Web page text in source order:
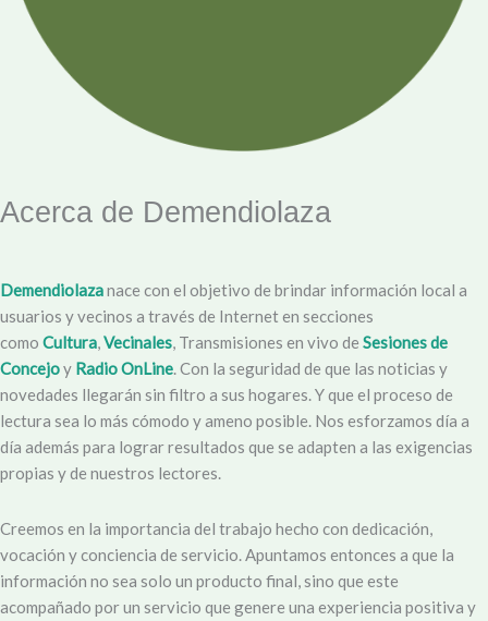
Acerca de Demendiolaza
Demendiolazanace con el objetivo de brindar información local a
usuarios y vecinos a través de Internet en secciones
como Cultura,Vecinales, Transmisiones en vivo de Sesiones de
Concejoy Radio OnLine. Con la seguridad de que las noticias y
novedades llegarán sin filtro a sus hogares. Y que el proceso de
lectura sea lo más cómodo y ameno posible. Nos esforzamos día a
día además para lograr resultados que se adapten a las exigencias
propias y de nuestros lectores.
Creemos en la importancia del trabajo hecho con dedicación,
vocación y conciencia de servicio. Apuntamos entonces a que la
información no sea solo un producto final, sino que este
acompañado por un servicio que genere una experiencia positiva y